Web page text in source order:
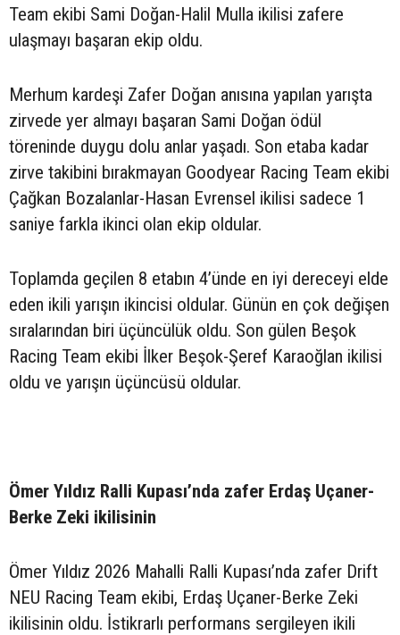
Team ekibi Sami Doğan-Halil Mulla ikilisi zafere
ulaşmayı başaran ekip oldu.
Merhum kardeşi Zafer Doğan anısına yapılan yarışta
zirvede yer almayı başaran Sami Doğan ödül
töreninde duygu dolu anlar yaşadı. Son etaba kadar
zirve takibini bırakmayan Goodyear Racing Team ekibi
Çağkan Bozalanlar-Hasan Evrensel ikilisi sadece 1
saniye farkla ikinci olan ekip oldular.
Toplamda geçilen 8 etabın 4’ünde en iyi dereceyi elde
eden ikili yarışın ikincisi oldular. Günün en çok değişen
sıralarından biri üçüncülük oldu. Son gülen Beşok
Racing Team ekibi İlker Beşok-Şeref Karaoğlan ikilisi
oldu ve yarışın üçüncüsü oldular.
Ömer Yıldız Ralli Kupası’nda zafer Erdaş Uçaner-
Berke Zeki ikilisinin
Ömer Yıldız 2026 Mahalli Ralli Kupası’nda zafer Drift
NEU Racing Team ekibi, Erdaş Uçaner-Berke Zeki
ikilisinin oldu. İstikrarlı performans sergileyen ikili